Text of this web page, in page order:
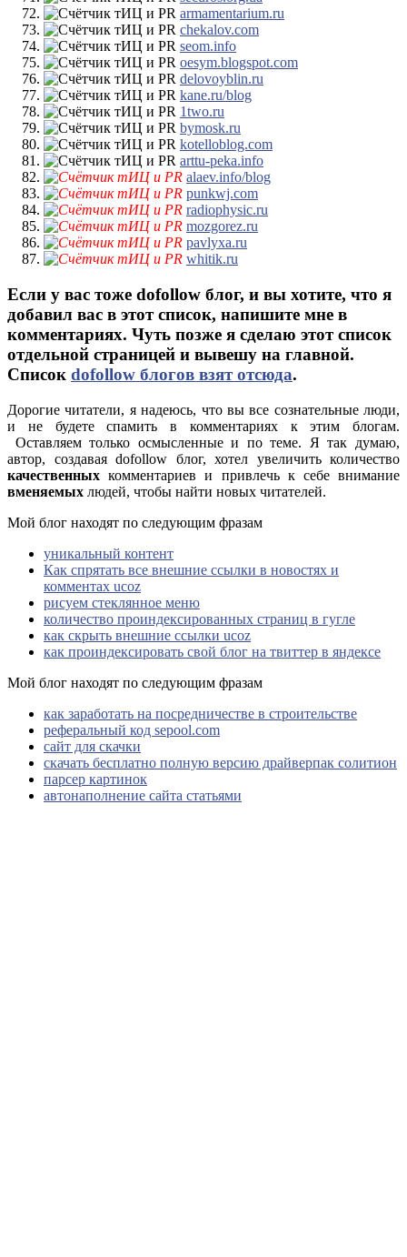
armamentarium.ru
chekalov.com
seom.info
oesym.blogspot.com
delovoyblin.ru
kane.ru/blog
1two.ru
bymosk.ru
kotelloblog.com
arttu-peka.info
alaev.info/blog
punkwj.com
radiophysic.ru
mozgorez.ru
pavlyxa.ru
whitik.ru
Если у вас тоже dofollow блог, и вы хотите, что я
добавил вас в этот список, напишите мне в
комментариях. Чуть позже я сделаю этот список
отдельной страницей и вывешу на главной.
Список dofollow блогов взят отсюда.
Дорогие читатели, я надеюсь, что вы все сознательные люди,
и не будете спамить в комментариях к этим блогам.
Оставляем только осмысленные и по теме. Я так думаю,
автор, создавая dofollow блог, хотел увеличить количество
качественных комментариев и привлечь к себе внимание
вменяемых людей, чтобы найти новых читателей.
Мой блог находят по следующим фразам
уникальный контент
Как спрятать все внешние ссылки в новостях и
комментах ucoz
рисуем стеклянное меню
количество проиндексированных страниц в гугле
как скрыть внешние ссылки ucoz
как проиндексировать свой блог на твиттер в яндексе
Мой блог находят по следующим фразам
как заработать на посредничестве в строительстве
реферальный код sepool.com
сайт для скачки
скачать бесплатно полную версию драйверпак солитион
парсер картинок
автонаполнение сайта статьями